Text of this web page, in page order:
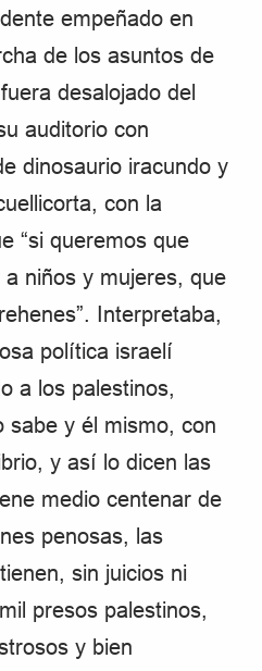
empeñado en
de los asuntos de
desalojado del
auditorio con
dinosaurio iracundo y
con la
“si queremos que
a niños y mujeres, que
Interpretaba,
política israelí
a los palestinos,
sabe y él mismo, con
y así lo dicen las
medio centenar de
penosas, las
sin juicios ni
presos palestinos,
y bien